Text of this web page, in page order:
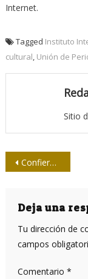
Internet.
Tagged Instituto
cultural Unión de
Sitio
entradas
Confieren a Elena Poniatowska el premio Carlos Fuentes
Deja una
Tu dirección de
campos
Comentario *